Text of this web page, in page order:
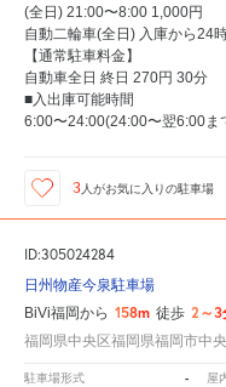
(全日) 21:00〜8:00 1,000円
自動二輪車(全日) 入庫から24
【通常駐車料金】
自動車全日 終日 270円 30分
■入出庫可能時間
6:00〜24:00(24:00〜翌6:00ま
3 人がお気に入りの駐車場
ID:305024284
日州物産今泉駐車場
BiVi福岡から 158m 徒歩 2～3
福岡県中央区福岡県福岡市中
駐車場形式 - 屋